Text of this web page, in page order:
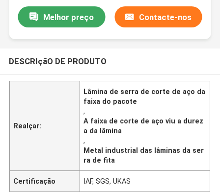
Melhor preço Contacte-nos
DESCRIçãO DE PRODUTO
Realçar:
Lâmina de serra de corte de aço da
faixa do pacote
,
A faixa de corte de aço viu a durez
a da lâmina
,
Metal industrial das lâminas da ser
ra de fita
Certificação IAF, SGS, UKAS